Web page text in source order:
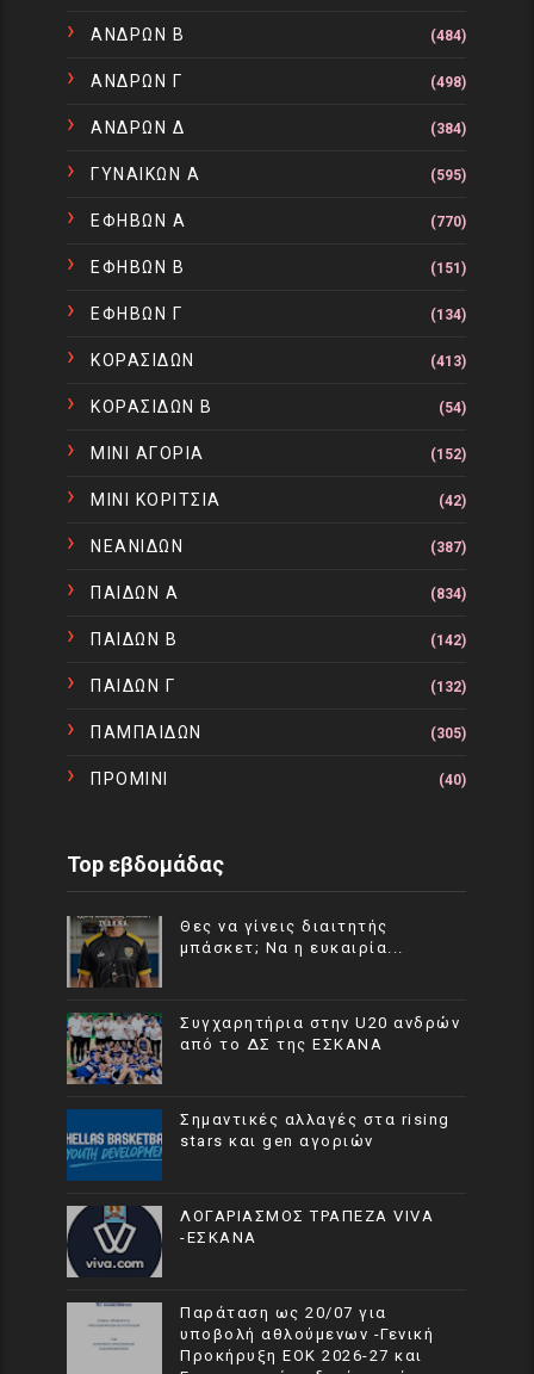
ΑΝΔΡΩΝ Β (484)
ΑΝΔΡΩΝ Γ (498)
ΑΝΔΡΩΝ Δ (384)
ΓΥΝΑΙΚΩΝ Α (595)
ΕΦΗΒΩΝ Α (770)
ΕΦΗΒΩΝ Β (151)
ΕΦΗΒΩΝ Γ (134)
ΚΟΡΑΣΙΔΩΝ (413)
ΚΟΡΑΣΙΔΩΝ Β (54)
ΜΙΝΙ ΑΓΟΡΙΑ (152)
ΜΙΝΙ ΚΟΡΙΤΣΙΑ (42)
ΝΕΑΝΙΔΩΝ (387)
ΠΑΙΔΩΝ Α (834)
ΠΑΙΔΩΝ Β (142)
ΠΑΙΔΩΝ Γ (132)
ΠΑΜΠΑΙΔΩΝ (305)
ΠΡΟΜΙΝΙ (40)
Top εβδομάδας
Θες να γίνεις διαιτητής
μπάσκετ; Να η ευκαιρία...
Συγχαρητήρια στην U20 ανδρών
από το ΔΣ της ΕΣΚΑΝΑ
Σημαντικές αλλαγές στα rising
stars και gen αγοριών
ΛΟΓΑΡΙΑΣΜΟΣ ΤΡΑΠΕΖΑ VIVA
-ΕΣΚΑΝΑ
Παράταση ως 20/07 για
υποβολή αθλούμενων -Γενική
Προκήρυξη ΕΟΚ 2026-27 και